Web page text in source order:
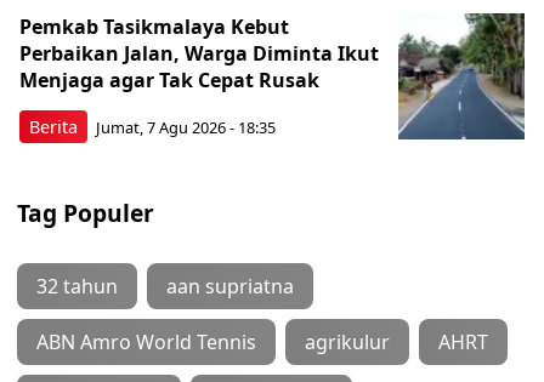
Berita
Pemkab Tasikmalaya Kebut
Perbaikan Jalan, Warga Diminta Ikut
Menjaga agar Tak Cepat Rusak
Jumat, 7 Agu 2026 - 18:35
Tag Populer
32 tahun aan supriatna
ABN Amro World Tennis agrikulur AHRT